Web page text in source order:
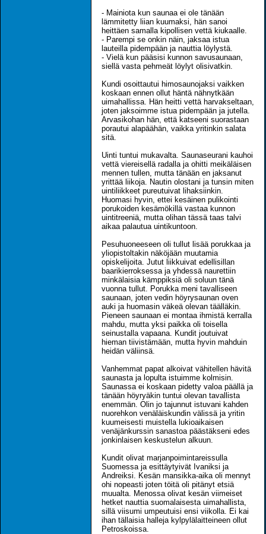
- Mainiota kun saunaa ei ole tänään
lämmitetty liian kuumaksi, hän sanoi
heittäen samalla kipollisen vettä kiukaalle.
- Parempi se onkin näin, jaksaa istua
lauteilla pidempään ja nauttia löylystä.
- Vielä kun pääsisi kunnon savusaunaan,
siellä vasta pehmeät löylyt olisivatkin.
Kundi osoittautui himosaunojaksi vaikken
koskaan ennen ollut häntä nähnytkään
uimahallissa. Hän heitti vettä harvakseltaan,
joten jaksoimme istua pidempään ja jutella.
Arvasikohan hän, että katseeni suorastaan
porautui alapäähän, vaikka yritinkin salata
sitä.
Uinti tuntui mukavalta. Saunaseurani kauhoi
vettä viereisellä radalla ja ohitti meikäläisen
mennen tullen, mutta tänään en jaksanut
yrittää liikoja. Nautin olostani ja tunsin miten
uintiliikkeet pureutuivat lihaksiinkin.
Huomasi hyvin, ettei kesäinen pulikointi
porukoiden kesämökillä vastaa kunnon
uintitreeniä, mutta olihan tässä taas talvi
aikaa palautua uintikuntoon.
Pesuhuoneeseen oli tullut lisää porukkaa ja
yliopistoltakin näköjään muutamia
opiskelijoita. Jutut liikkuivat edellisillan
baarikierroksessa ja yhdessä naurettiin
minkälaisia kämppiksiä oli soluun tänä
vuonna tullut. Porukka meni tavalliseen
saunaan, joten vedin höyrysaunan oven
auki ja huomasin väkeä olevan täälläkin.
Pieneen saunaan ei montaa ihmistä kerralla
mahdu, mutta yksi paikka oli toisella
seinustalla vapaana. Kundit joutuivat
hieman tiivistämään, mutta hyvin mahduin
heidän väliinsä.
Vanhemmat papat alkoivat vähitellen hävitä
saunasta ja lopulta istuimme kolmisin.
Saunassa ei koskaan pidetty valoa päällä ja
tänään höyryäkin tuntui olevan tavallista
enemmän. Olin jo tajunnut istuvani kahden
nuorehkon venäläiskundin välissä ja yritin
kuumeisesti muistella lukioaikaisen
venäjänkurssin sanastoa päästäkseni edes
jonkinlaisen keskustelun alkuun.
Kundit olivat marjanpoimintareissulla
Suomessa ja esittäytyivät Ivaniksi ja
Andreiksi. Kesän mansikka-aika oli mennyt
ohi nopeasti joten töitä oli pitänyt etsiä
muualta. Menossa olivat kesän viimeiset
hetket nauttia suomalaisesta uimahallista,
sillä viisumi umpeutuisi ensi viikolla. Ei kai
ihan tällaisia halleja kylpylälaitteineen ollut
Petroskoissa.